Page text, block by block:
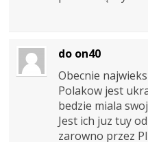
do on40
Obecnie
Polakow jest
bedzie miala
Jest ich juz tuy
zarowno przez